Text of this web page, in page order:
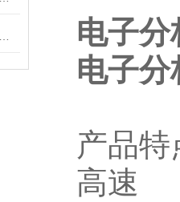
电子
电子
产品特
高速